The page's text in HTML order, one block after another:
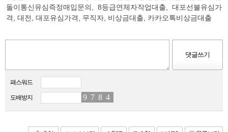
패스워드
도배방지 95 73 85 43